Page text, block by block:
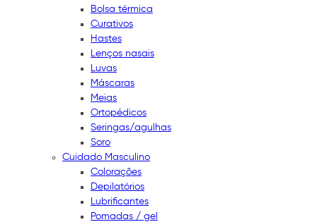
Bolsa térmica
Curativos
Hastes
Lenços nasais
Luvas
Máscaras
Meias
Ortopédicos
Seringas/agulhas
Soro
Cuidado Masculino
Colorações
Depilatórios
Lubrificantes
Pomadas / gel